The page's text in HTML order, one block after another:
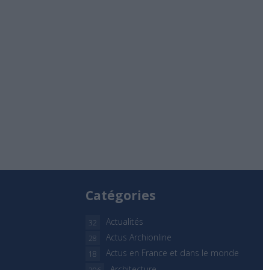
Catégories
Actualités
32
Actus Archionline
28
Actus en France et dans le monde
18